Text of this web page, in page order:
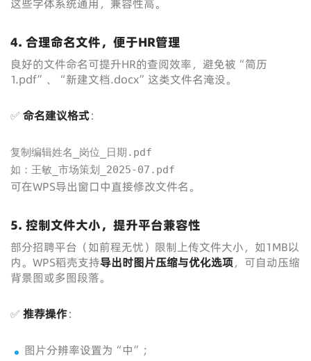
这些字体系统通用，兼容性高。
4. 合理命名文件，便于HR管理
良好的文件命名可提升HR的查阅效率，避免被“简历
1.pdf”、“新建文档.docx”这类文件名淹没。
✅ 命名建议格式：
复制编辑姓名_岗位_日期.pdf
如：王敏_市场策划_2025-07.pdf
可在WPS导出窗口中直接修改文件名。
5. 控制文件大小，提升平台兼容性
部分招聘平台（如前程无忧）限制上传文件大小，如1MB以
内。WPS稻壳支持导出时图片压缩与优化选项，可自动压缩
背景图或多图段落。
✅ 推荐操作：
图片分辨率设置为“中”；